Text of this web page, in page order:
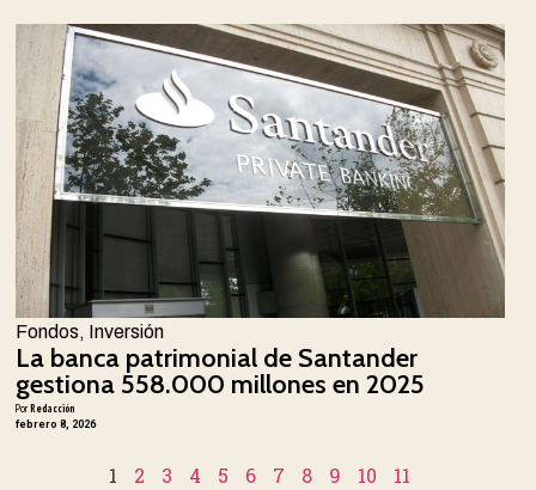
Fondos, Inversión
La banca patrimonial de Santander
gestiona 558.000 millones en 2025
PorRedacción
febrero 8, 2026
1 2 3 4 5 6 7 8 9 10 11